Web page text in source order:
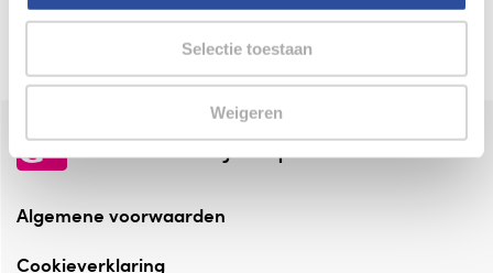
Selectie toestaan
Weigeren
Altijd onze folder bij de hand
Check onze folders ⁠bij AlleFolders.
de vriendelijke specialist
Algemene voorwaarden
Cookieverklaring